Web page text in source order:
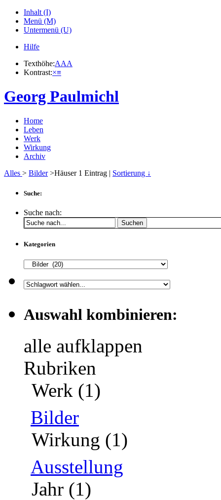
Inhalt (I)
Menü (M)
Untermenü (U)
Hilfe
Texthöhe:AAA
Kontrast:×≡
Georg Paulmichl
Home
Leben
Werk
Wirkung
Archiv
Alles > Bilder>Häuser 1 Eintrag | Sortierung ↓
Suche:
Suche nach:
Suchen
Kategorien
Auswahl kombinieren:
alle aufklappen
Rubriken
Werk (1)
Bilder
Wirkung (1)
Ausstellung
Jahr (1)